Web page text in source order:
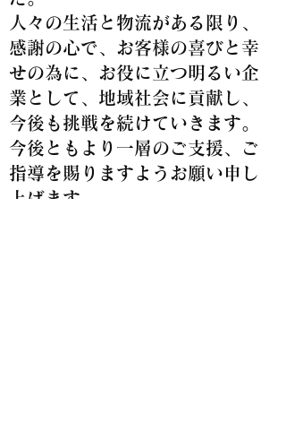
人々の生活と物流がある限り、
感謝の心で、お客様の喜びと幸
せの為に、お役に立つ明るい企
業として、地域社会に貢献し、
今後も挑戦を続けていきます。
今後ともより一層のご支援、ご
指導を賜りますようお願い申し
上げます。